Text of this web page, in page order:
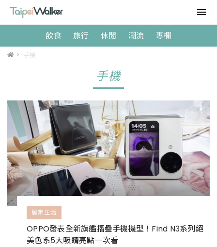
飲食 旅行 休閒 潮流 專欄
> 手機
手機
居家生活
OPPO發表全新旗艦摺疊手機機型！Find N3系列絕
美色系5大吸睛亮點一次看